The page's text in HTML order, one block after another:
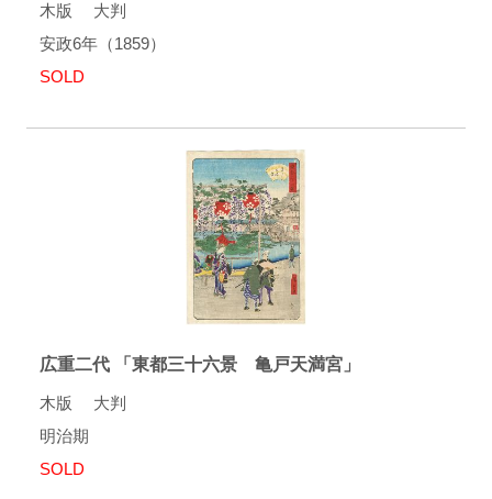
木版 大判
安政6年（1859）
SOLD
広重二代 「東都三十六景 亀戸天満宮」
木版 大判
明治期
SOLD